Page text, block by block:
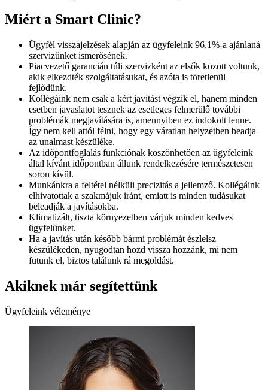
Miért a Smart Clinic?
Ügyfél visszajelzések alapján az ügyfeleink 96,1%-a ajánlaná
szervizünket ismerősének.
Piacvezető garancián túli szervizként az elsők között voltunk,
akik elkezdték szolgáltatásukat, és azóta is töretlenül
fejlődünk.
Kollégáink nem csak a kért javítást végzik el, hanem minden
esetben javaslatot tesznek az esetleges felmerülő további
problémák megjavítására is, amennyiben ez indokolt lenne.
Így nem kell attól félni, hogy egy váratlan helyzetben beadja
az unalmast készüléke.
Az időpontfoglalás funkciónak köszönhetően az ügyfeleink
által kívánt időpontban állunk rendelkezésére természetesen
soron kívül.
Munkánkra a feltétel nélküli precizitás a jellemző. Kollégáink
elhivatottak a szakmájuk iránt, emiatt is minden tudásukat
beleadják a javításokba.
Klimatizált, tiszta környezetben várjuk minden kedves
ügyfelünket.
Ha a javítás után később bármi problémát észlelsz
készülékeden, nyugodtan hozd vissza hozzánk, mi nem
futunk el, biztos találunk rá megoldást.
Akiknek már segítettünk
Ügyfeleink véleménye